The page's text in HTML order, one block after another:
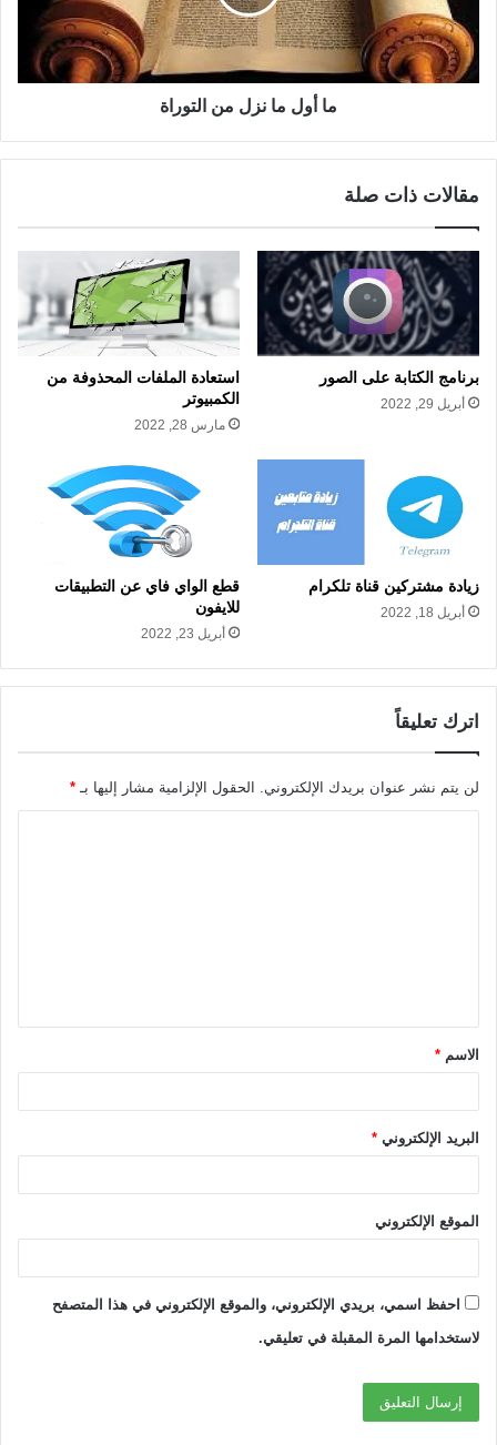
ما أول ما نزل من التوراة
مقالات ذات صلة
برنامج الكتابة على الصور
أبريل 29, 2022
استعادة الملفات المحذوفة من
الكمبيوتر
مارس 28, 2022
زيادة مشتركين قناة تلكرام
أبريل 18, 2022
قطع الواي فاي عن التطبيقات
للايفون
أبريل 23, 2022
اترك تعليقاً
لن يتم نشر عنوان بريدك الإلكتروني. الحقول الإلزامية مشار إليها بـ *
ق
*الاسم *
البريد الإلكتروني *
الموقع الإلكتروني
احفظ اسمي، بريدي الإلكتروني، والموقع الإلكتروني في هذا المتصفح
لاستخدامها المرة المقبلة في تعليقي.